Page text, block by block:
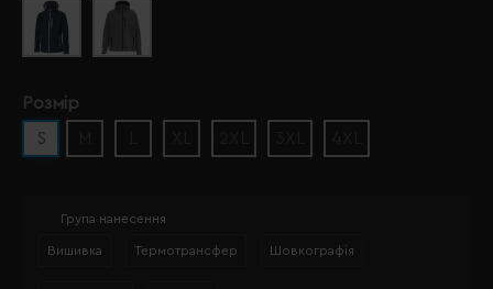
Розмір
S
Група нанесення
Вишивка Термотрансфер Шовкографія